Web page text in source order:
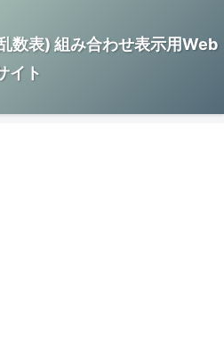
数表) 組み合わせ表示用Web
イト